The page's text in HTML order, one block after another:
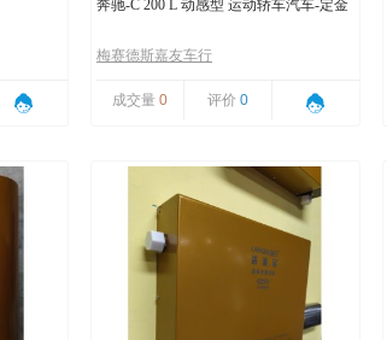
奔驰-C 200 L 动感型 运动轿车汽车-定金
梅赛德斯嘉友车行
成交量 0 评价 0